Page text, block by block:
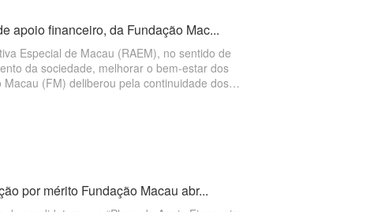
apoio financeiro, da Fundação Mac...
Especial de Macau (RAEM), no sentido de
da sociedade, melhorar o bem-estar dos
(FM) deliberou pela continuidade dos
de funcionamento de associações”,
2027. As candidaturas ao apoio financeiro
por mérito Fundação Macau abr...